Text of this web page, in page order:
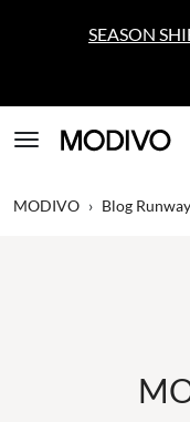
SEASON
MODIVO › Blog Runway